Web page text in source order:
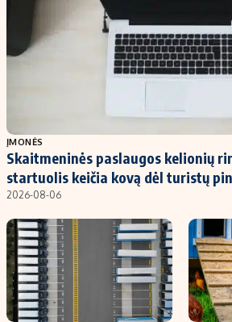
ĮMONĖS
Skaitmeninės paslaugos kelionių
startuolis keičia kovą dėl turistų
2026-08-06